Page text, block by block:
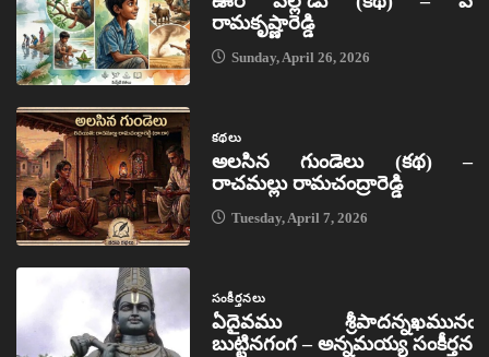
రామకృష్ణారెడ్డి
Sunday, April 26, 2026
కథలు
అలసిన గుండెలు (కథ) –
రాచమల్లు రామచంద్రారెడ్డి
Tuesday, April 7, 2026
సంకీర్తనలు
ఏదైవము శ్రీపాదన్నఖమునఁ
బుట్టినగంగ – అన్నమయ్య సంకీర్తన